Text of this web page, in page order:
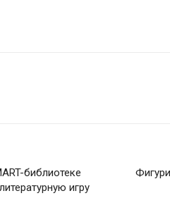
библиотеке
игру